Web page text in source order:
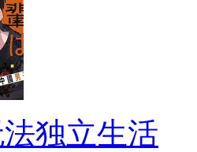
独立生活